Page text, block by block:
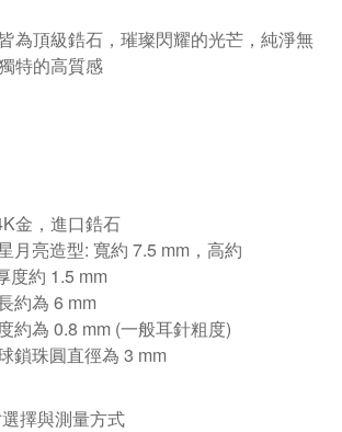
為頂級鋯石，璀璨閃耀的光芒，純淨無
特的高質感
金，進口鋯石
月亮造型: 寬約 7.5 mm ，高約
度約 1.5 mm
約為 6 mm
約為 0.8 mm (一般耳針粗度)
鎖珠圓直徑為 3 mm
擇與測量方式